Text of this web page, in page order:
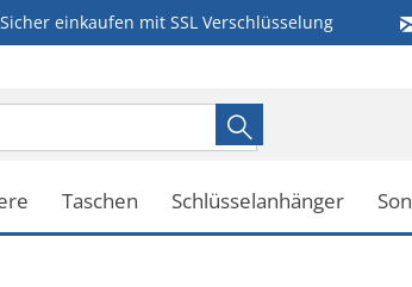
Sicher einkaufen mit SSL Verschlüsselung
Taschen Schlüsselanhänger